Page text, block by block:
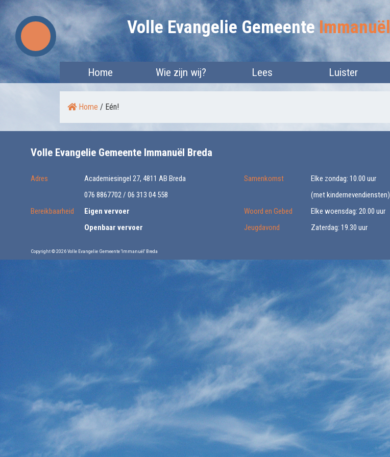
Skip
to
content
Volle Evangelie Gemeente Immanuël
Home Wie zijn wij? Lees Luister
Home / Eén!
Volle Evangelie Gemeente Immanuël Breda
Adres
Academiesingel 27, 4811 AB Breda
076 8867702 / 06 313 04 558
Bereikbaarheid
Eigen vervoer
Openbaar vervoer
Samenkomst
Elke zondag: 10.00 uur
(met kindernevendiensten)
Woord en Gebed
Elke woensdag: 20.00 uur
Jeugdavond
Zaterdag: 19.30 uur
Copyright © 2026 Volle Evangelie Gemeente 'Immanuël' Breda